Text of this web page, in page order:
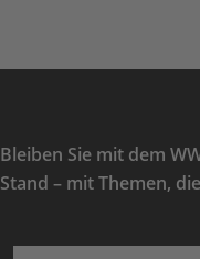
Bleiben Sie mit dem
Stand – mit Themen,